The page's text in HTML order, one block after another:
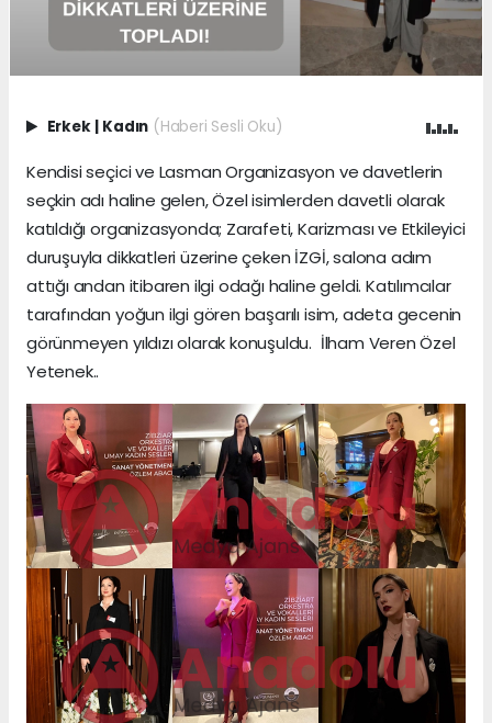
Erkek | Kadın (Haberi Sesli Oku)
Kendisi seçici ve Lasman Organizasyon ve davetlerin
seçkin adı haline gelen, Özel isimlerden davetli olarak
katıldığı organizasyonda; Zarafeti, Karizması ve Etkileyici
duruşuyla dikkatleri üzerine çeken İZGİ, salona adım
attığı andan itibaren ilgi odağı haline geldi. Katılımcılar
tarafından yoğun ilgi gören başarılı isim, adeta gecenin
görünmeyen yıldızı olarak konuşuldu. İlham Veren Özel
Yetenek..